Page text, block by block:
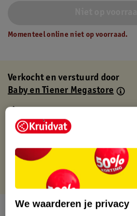
Momenteel online niet op voorraad.
Verkocht en verstuurd door
Baby en Tiener Megastore
Gratis thuisbezorgd
Gratis retourneren via verkooppartner.
Over dit product
We waarderen je privacy